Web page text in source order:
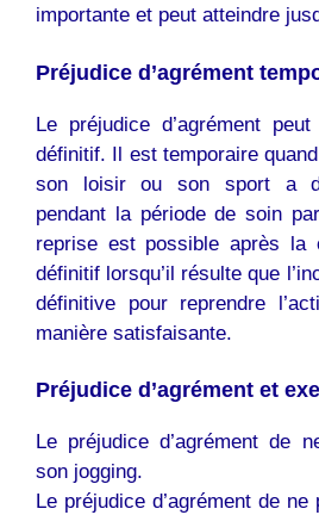
importante et peut atteindre
Préjudice d’agrément
Le préjudice d’agrément
définitif. Il est temporaire
son loisir ou son sport a
pendant la période de soin
reprise est possible après la
définitif lorsqu’il résulte que
définitive pour reprendre
manière satisfaisante.
Préjudice d’agrément et
Le préjudice d’agrément de
son jogging.
Le préjudice d’agrément de